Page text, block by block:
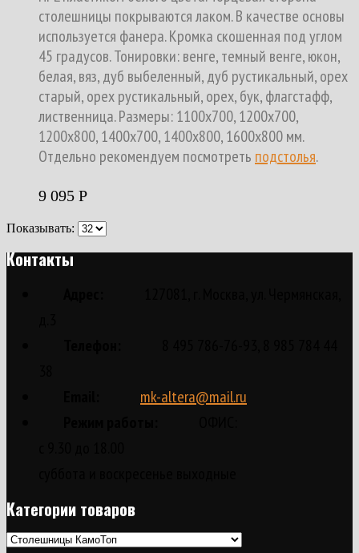
столешницы покрываются лаком. В качестве основы
используется фанера. Кромка скошенная под углом
45 градусов. Тонировки: венге, темный венге, юкон,
белая, вяз, дуб выбеленный, дуб рустикальный, орех
старый, орех рустикальный, орех, бук, флагстафф,
лиственница. Размеры: 1100х700, 1200х700,
1200х800, 1400х700, 1400х800, 1600х800 мм.
Отдельно рекомендуем посмотреть подстолья.
9 095 Р
Показывать:
Контакты
mk-altera@mail.ru
Категории товаров